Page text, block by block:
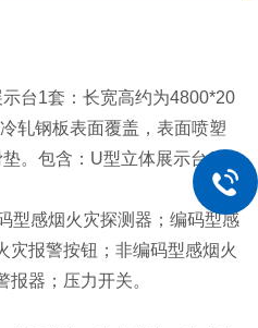
台1套：长宽高约为4800*20
轧钢板表面覆盖，表面喷塑
。包含：U型立体展示台1
型感烟火灾探测器；编码型感
灾报警按钮；非编码型感烟火
器；压力开关。